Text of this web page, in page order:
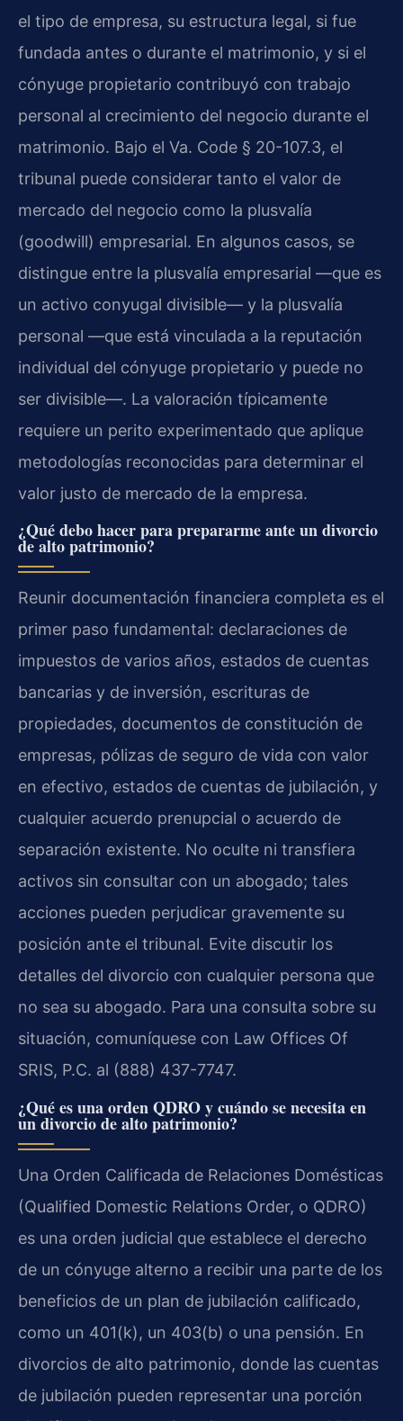
el tipo de empresa, su estructura legal, si fue
fundada antes o durante el matrimonio, y si el
cónyuge propietario contribuyó con trabajo
personal al crecimiento del negocio durante el
matrimonio. Bajo el Va. Code § 20-107.3, el
tribunal puede considerar tanto el valor de
mercado del negocio como la plusvalía
(goodwill) empresarial. En algunos casos, se
distingue entre la plusvalía empresarial —que es
un activo conyugal divisible— y la plusvalía
personal —que está vinculada a la reputación
individual del cónyuge propietario y puede no
ser divisible—. La valoración típicamente
requiere un perito experimentado que aplique
metodologías reconocidas para determinar el
valor justo de mercado de la empresa.
¿Qué debo hacer para prepararme ante un divorcio
de alto patrimonio?
Reunir documentación financiera completa es el
primer paso fundamental: declaraciones de
impuestos de varios años, estados de cuentas
bancarias y de inversión, escrituras de
propiedades, documentos de constitución de
empresas, pólizas de seguro de vida con valor
en efectivo, estados de cuentas de jubilación, y
cualquier acuerdo prenupcial o acuerdo de
separación existente. No oculte ni transfiera
activos sin consultar con un abogado; tales
acciones pueden perjudicar gravemente su
posición ante el tribunal. Evite discutir los
detalles del divorcio con cualquier persona que
no sea su abogado. Para una consulta sobre su
situación, comuníquese con Law Offices Of
SRIS, P.C. al (888) 437-7747.
¿Qué es una orden QDRO y cuándo se necesita en
un divorcio de alto patrimonio?
Una Orden Calificada de Relaciones Domésticas
(Qualified Domestic Relations Order, o QDRO)
es una orden judicial que establece el derecho
de un cónyuge alterno a recibir una parte de los
beneficios de un plan de jubilación calificado,
como un 401(k), un 403(b) o una pensión. En
divorcios de alto patrimonio, donde las cuentas
de jubilación pueden representar una porción